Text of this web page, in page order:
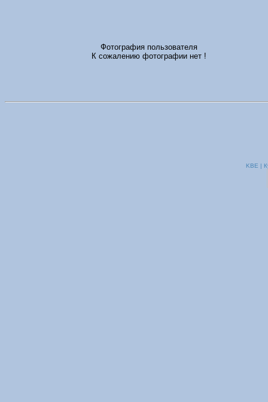
Фотография пользователя
К сожалению фотографии нет !
KBE |